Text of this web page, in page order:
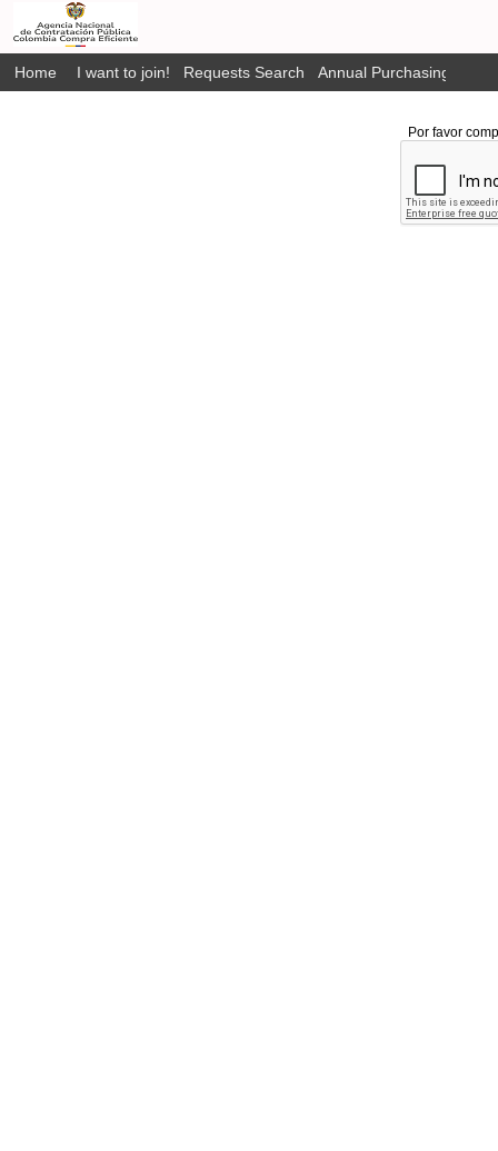
Home I want to join! Requests Search Annual Purchasing Plan
Por favor